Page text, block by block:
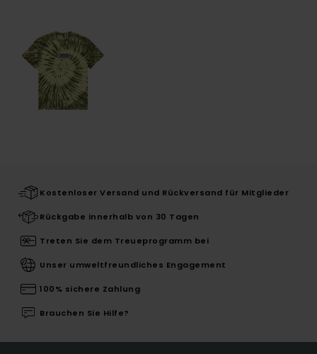
Kostenloser Versand und Rückversand für Mitglieder
Rückgabe innerhalb von 30 Tagen
Treten Sie dem Treueprogramm bei
Unser umweltfreundliches Engagement
100% sichere Zahlung
Brauchen Sie Hilfe?